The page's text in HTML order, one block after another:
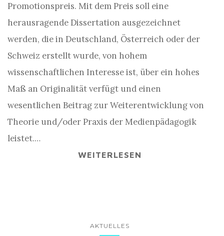
Promotionspreis. Mit dem Preis soll eine
herausragende Dissertation ausgezeichnet
werden, die in Deutschland, Österreich oder der
Schweiz erstellt wurde, von hohem
wissenschaftlichen Interesse ist, über ein hohes
Maß an Originalität verfügt und einen
wesentlichen Beitrag zur Weiterentwicklung von
Theorie und/oder Praxis der Medienpädagogik
leistet.…
WEITERLESEN
AKTUELLES